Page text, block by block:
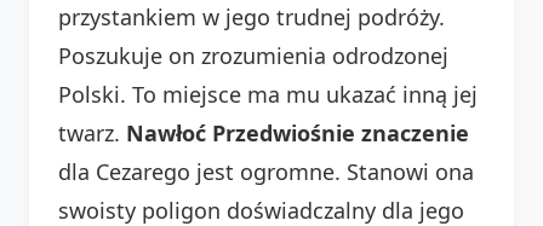
przystankiem w jego trudnej podróży.
Poszukuje on zrozumienia odrodzonej
Polski. To miejsce ma mu ukazać inną jej
twarz. Nawłoć Przedwiośnie znaczenie
dla Cezarego jest ogromne. Stanowi ona
swoisty poligon doświadczalny dla jego